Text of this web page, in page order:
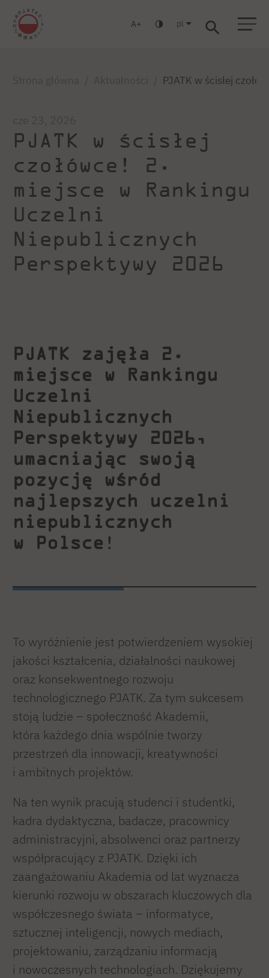
A pl
PJATK w ścisłej
PJATK w ścisłej
czołówce! 2.
miejsce w Rankingu
Uczelni
Niepublicznych
Perspektywy 2026
PJATK zajęła 2.
miejsce w Rankingu
Uczelni
Niepublicznych
Perspektywy 2026,
umacniając swoją
pozycję wśród
najlepszych uczelni
niepublicznych
w Polsce !
To wyróżnienie jest potwierdzeniem wysokiej
jakości kształcenia, działalności naukowej
oraz konsekwentnego rozwoju
technologicznego PJATK. Za tym sukcesem
stoją ludzie – społeczność Akademii,
która każdego dnia wspólnie tworzy
przestrzeń dla innowacji, kreatywności
i ambitnych projektów.
Na ten wynik pracują studenci i studentki,
kadra dydaktyczna, badacze, pracownicy
administracyjni, absolwenci oraz partnerzy
współpracujący z PJATK. Dzięki ich
zaangażowaniu Akademia od lat wyznacza
kierunki rozwoju w obszarach kluczowych dla
współczesnego świata – informatyce,
sztucznej inteligencji, nowych mediach,
projektowaniu, zarządzaniu informacją
i nowoczesnych technologiach. Dziękujemy